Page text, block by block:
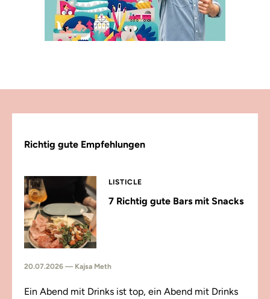
Richtig gute Empfehlungen
LISTICLE
7 Richtig gute Bars mit Snacks
20.07.2026 — Kajsa Meth
Ein Abend mit Drinks ist top, ein Abend mit Drinks